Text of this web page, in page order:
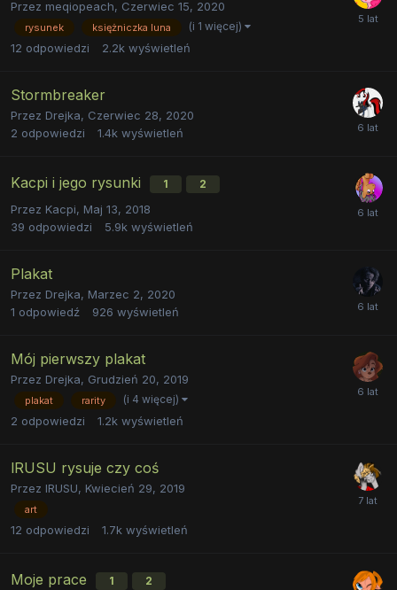
Przez meqiopeach, Czerwiec 15, 2020
rysunek księżniczka luna (i 1 więcej)
12 odpowiedzi 2.2k wyświetleń
Stormbreaker
Przez Drejka, Czerwiec 28, 2020
2 odpowiedzi 1.4k wyświetleń
Kacpi i jego rysunki 1 2
Przez Kacpi, Maj 13, 2018
39 odpowiedzi 5.9k wyświetleń
Plakat
Przez Drejka, Marzec 2, 2020
1 odpowiedź 926 wyświetleń
Mój pierwszy plakat
Przez Drejka, Grudzień 20, 2019
plakat rarity (i 4 więcej)
2 odpowiedzi 1.2k wyświetleń
lRUSU rysuje czy coś
Przez lRUSU, Kwiecień 29, 2019
art
12 odpowiedzi 1.7k wyświetleń
Moje prace 1 2